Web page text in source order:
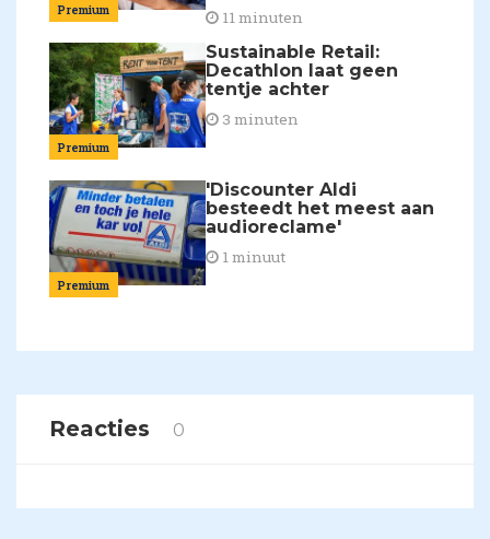
Premium 11 minuten
Premium
Sustainable Retail:
Decathlon laat geen
tentje achter
3 minuten
Premium
'Discounter Aldi
besteedt het meest aan
audioreclame'
1 minuut
Reacties 0